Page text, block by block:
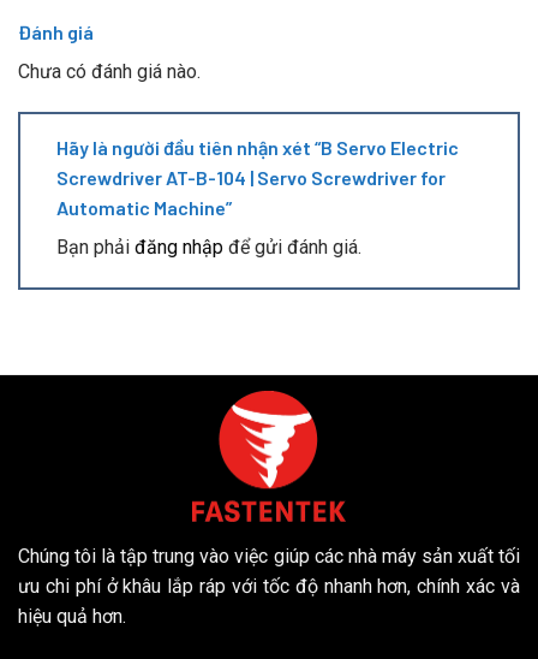
Đánh giá
Chưa có đánh giá nào.
Hãy là người đầu tiên nhận xét “B Servo Electric
Screwdriver AT-B-104 | Servo Screwdriver for
Automatic Machine”
Bạn phải đăng nhập để gửi đánh giá.
Chúng tôi là tập trung vào việc giúp các nhà máy sản xuất tối
ưu chi phí ở khâu lắp ráp với tốc độ nhanh hơn, chính xác và
hiệu quả hơn.